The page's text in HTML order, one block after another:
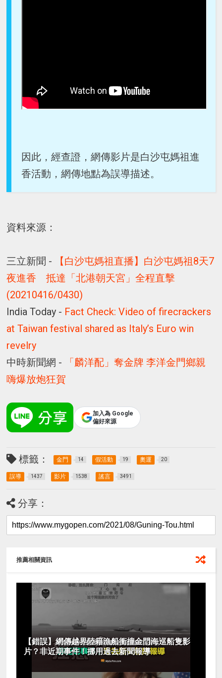
因此，經查證，網傳影片是白沙屯媽祖進
香活動，網傳地點為誤導描述。
資料來源：
三立新聞 -
【白沙屯媽祖直播】白沙屯媽祖8天7
夜進香 抵達「北港朝天宮」全程直擊
(20210416/0430)
India Today - Fact Check: Video of firecrackers
at Taiwan festival shared as Italy’s Euro win
revelry
中時新聞網 -
「麟洋配」奪金牌 李洋金門鄉親
嗨爆放炮狂賀
加入為 Google
偏好來源
標籤： 金門 14 假活動 19 奧運 20
誤導 1437 影片 1538 謠言 3491
分享：
推薦相關資訊
【錯誤】網傳越界陸籍漁船衝撞金門海巡船隻影
片？非近期事件！挪用過去新聞報導